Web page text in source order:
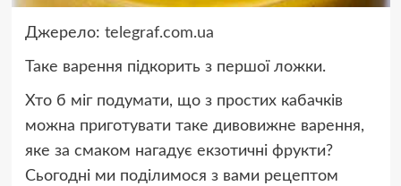
Джерело: telegraf.com.ua
Таке варення підкорить з першої ложки.
Хто б міг подумати, що з простих кабачків
можна приготувати таке дивовижне варення,
яке за смаком нагадує екзотичні фрукти?
Сьогодні ми поділимося з вами рецептом